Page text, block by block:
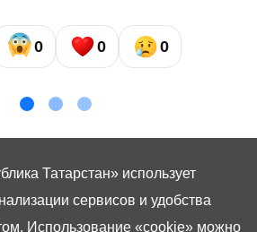
0 0 0
Татарстан» использует
сервисов и удобства
Использование «cookie» можно